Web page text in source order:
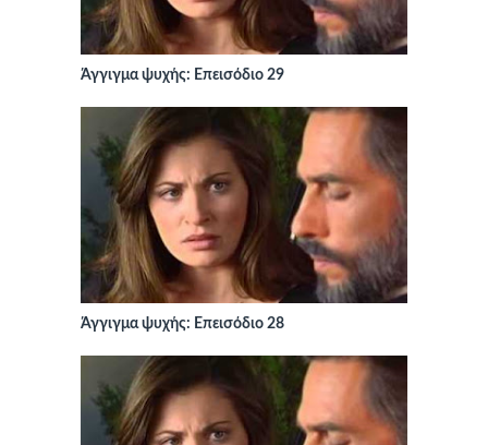
Άγγιγμα ψυχής: Επεισόδιο 29
Άγγιγμα ψυχής: Επεισόδιο 28